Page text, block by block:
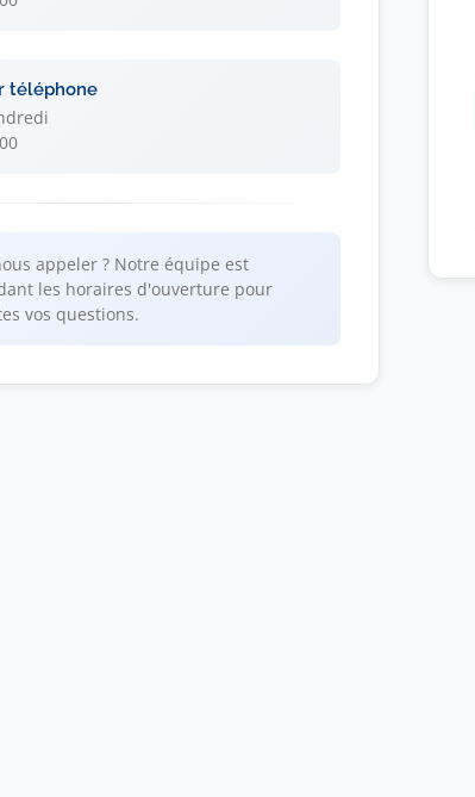
téléphone
appeler ? Notre équipe est
les horaires d'ouverture pour
vos questions.